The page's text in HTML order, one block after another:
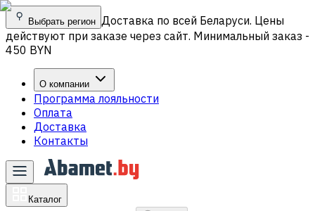
Выбрать регион Доставка по всей Беларуси. Цены
действуют при заказе через сайт. Минимальный заказ -
450 BYN
О компании
Программа лояльности
Оплата
Доставка
Контакты
Каталог